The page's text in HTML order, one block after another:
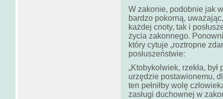
W zakonie, podobnie jak
bardzo pokorną,
każdej cnoty, tak i
życia zakonnego.
który cytuje „roztropne
posłuszeństwie:
„Ktobykolwiek, rzekła,
urzędzie postawionemu,
ten pełniłby wolę
zasługi duchownej w